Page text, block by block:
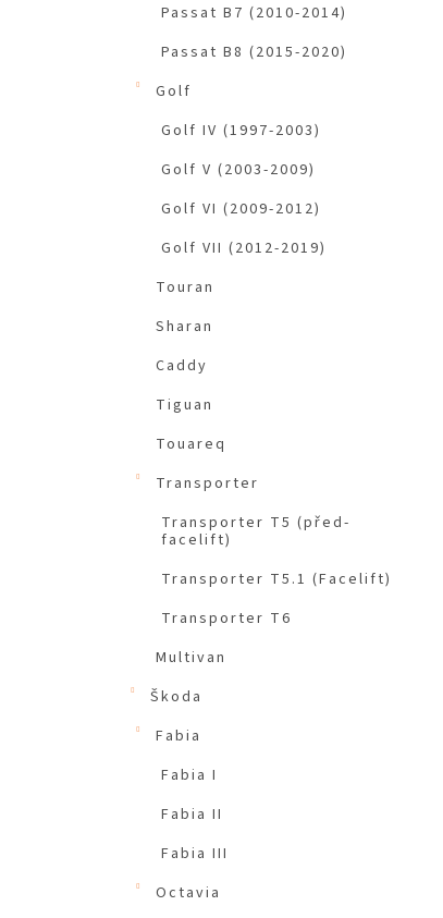
Passat B7 (2010-2014)
Passat B8 (2015-2020)
Golf
Golf IV (1997-2003)
Golf V (2003-2009)
Golf VI (2009-2012)
Golf VII (2012-2019)
Touran
Sharan
Caddy
Tiguan
Touareq
Transporter
Transporter T5 (před-
facelift)
Transporter T5.1 (Facelift)
Transporter T6
Multivan
Škoda
Fabia
Fabia I
Fabia II
Fabia III
Octavia